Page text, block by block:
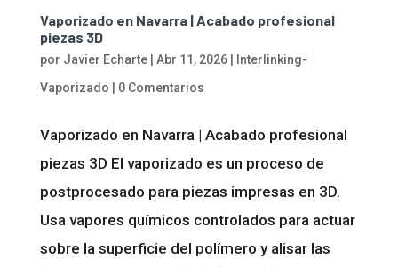
Vaporizado en Navarra | Acabado profesional
piezas 3D
por Javier Echarte| Abr 11, 2026|
Interlinking-
Vaporizado
0 Comentarios
Vaporizado en Navarra | Acabado profesional
piezas 3D El vaporizado es un proceso de
postprocesado para piezas impresas en 3D.
Usa vapores químicos controlados para actuar
sobre la superficie del polímero y alisar las